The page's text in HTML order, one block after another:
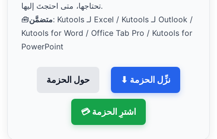
تحتاجها، متى احتجتَ إليها.
🧰متضمَّن: Kutools لـ Excel / Kutools لـ Outlook /
Kutools for Word / Office Tab Pro / Kutools for
PowerPoint
حول الحزمة ⬇ نزِّل الحزمة
💳 اشترِ الحزمة